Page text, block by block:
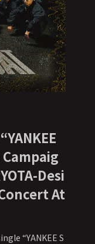
Desi
At
“YANKEE S